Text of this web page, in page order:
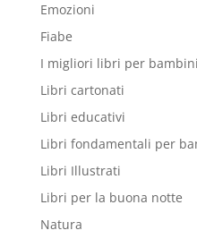
Emozioni
Fiabe
I migliori libri per
Libri cartonati
Libri educativi
Libri fondamentali per
Libri Illustrati
Libri per la buona notte
Natura